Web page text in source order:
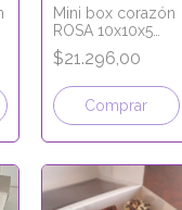
Mini box corazón
ROSA 10x10x5
cm
$21.296,00
Comprar